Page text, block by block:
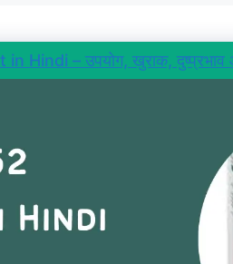
Hindi – उपयोग, खुराक, दुष्प्रभाव